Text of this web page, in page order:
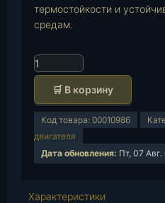
термостойкости и
средам.
К
о
и
е
в
🛒 В корзину
Код товара: 00010986
двигателя
Дата обновления: Пт, 07 Авг.
Характеристики